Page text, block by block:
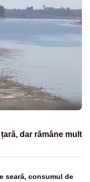
dar rămâne mult
seară, consumul de